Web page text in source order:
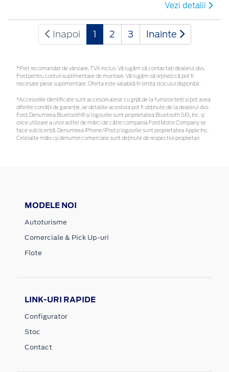
Vezi detalii
Inapoi 1 2 3 Inainte
*Preţ recomandat de vânzare, TVA inclus. Vă rugăm să contactaţi dealerul dvs.
Ford pentru costuri suplimentare de montare. Vă rugăm să rețineți că pot fi
necesare piese suplimentare. Oferta este valabilă în limita stocului disponibil.
*Accesoriile identificate sunt accesorii alese cu grijă de la furnizori terți și pot avea
diferite condiții de garanție, iar detaliile acestora pot fi obținute de la dealerul dvs.
Ford. Denumirea Bluetooth® și logourile sunt proprietatea Bluetooth SIG, Inc. și
orice utilizare a unor astfel de mărci de către compania Ford Motor Company se
face sub licență. Denumirea iPhone/iPod și logourile sunt proprietatea Apple Inc.
Celelalte mărci și denumiri comerciale sunt deținute de respectivii proprietari
MODELE NOI
Autoturisme
Comerciale & Pick Up-uri
Flote
LINK-URI RAPIDE
Configurator
Stoc
Contact